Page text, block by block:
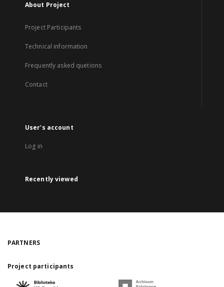
About Project
Project Participants
Technical information
Frequently asked quetions
Contact
User's account
Log in
Recently viewed
PARTNERS
Project participants